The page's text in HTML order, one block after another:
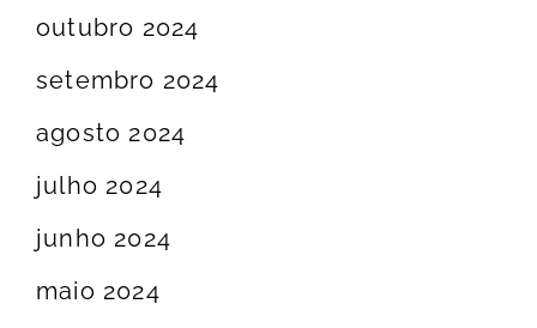
outubro 2024
setembro 2024
agosto 2024
julho 2024
junho 2024
maio 2024